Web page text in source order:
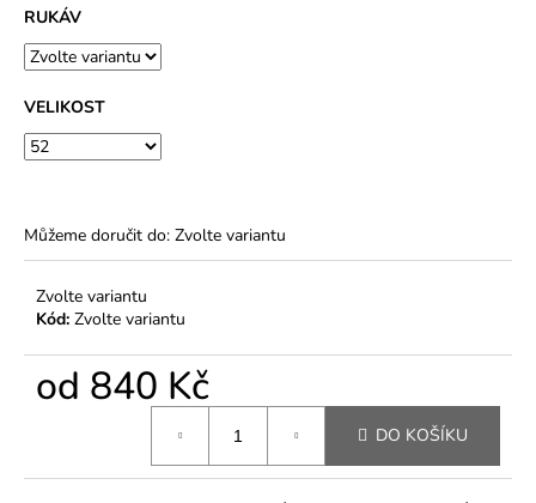
RUKÁV
VELIKOST
Můžeme doručit do: Zvolte variantu
Zvolte variantu
Kód: Zvolte variantu
od 840 Kč
DO KOŠÍKU